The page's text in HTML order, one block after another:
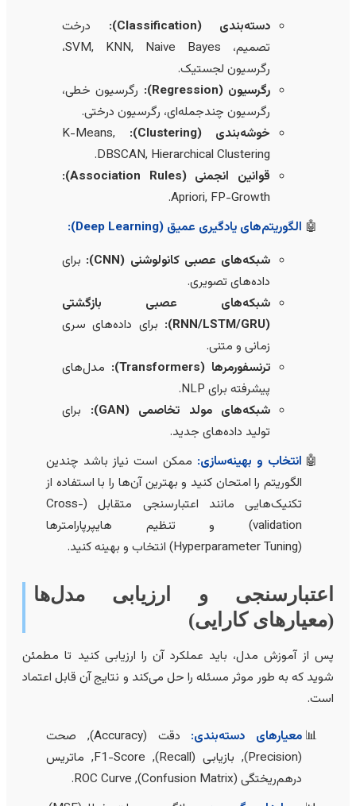
دسته‌بندی (Classification):
درخت
تصمیم، SVM, KNN, Naive Bayes،
رگرسیون لجستیک.
رگرسیون (Regression):
رگرسیون خطی،
رگرسیون چندجمله‌ای، رگرسیون درختی.
خوشه‌بندی (Clustering):
K-Means,
DBSCAN, Hierarchical Clustering.
قوانین انجمنی (Association Rules):
Apriori, FP-Growth.
الگوریتم‌های یادگیری عمیق (Deep Learning):
شبکه‌های عصبی کانولوشنی (CNN):
برای
داده‌های تصویری.
شبکه‌های عصبی بازگشتی
برای داده‌های سری
زمانی و متنی.
ترنسفورمرها (Transformers):
مدل‌های
پیشرفته برای NLP.
شبکه‌های مولد تخاصمی (GAN):
برای
تولید داده‌های جدید.
انتخاب و بهینه‌سازی:ممکن است نیاز باشد چندین
الگوریتم را امتحان کنید و بهترین آن‌ها را با استفاده از
تکنیک‌هایی مانند اعتبار‌سنجی متقابل (Cross-
validation) و تنظیم هایپرپارامترها
و ارزیابی مدل‌ها
کارایی)
از آموزش مدل، باید عملکرد آن را ارزیابی کنید تا مطمئن
که به طور موثر مسئله را حل می‌کند و نتایج آن قابل اعتماد
معیارهای دسته‌بندی:
دقت (Accuracy), صحت
(Precision), بازیابی (Recall), F1-Score, ماتریس
درهم‌ریختگی (Confusion Matrix), ROC Curve.